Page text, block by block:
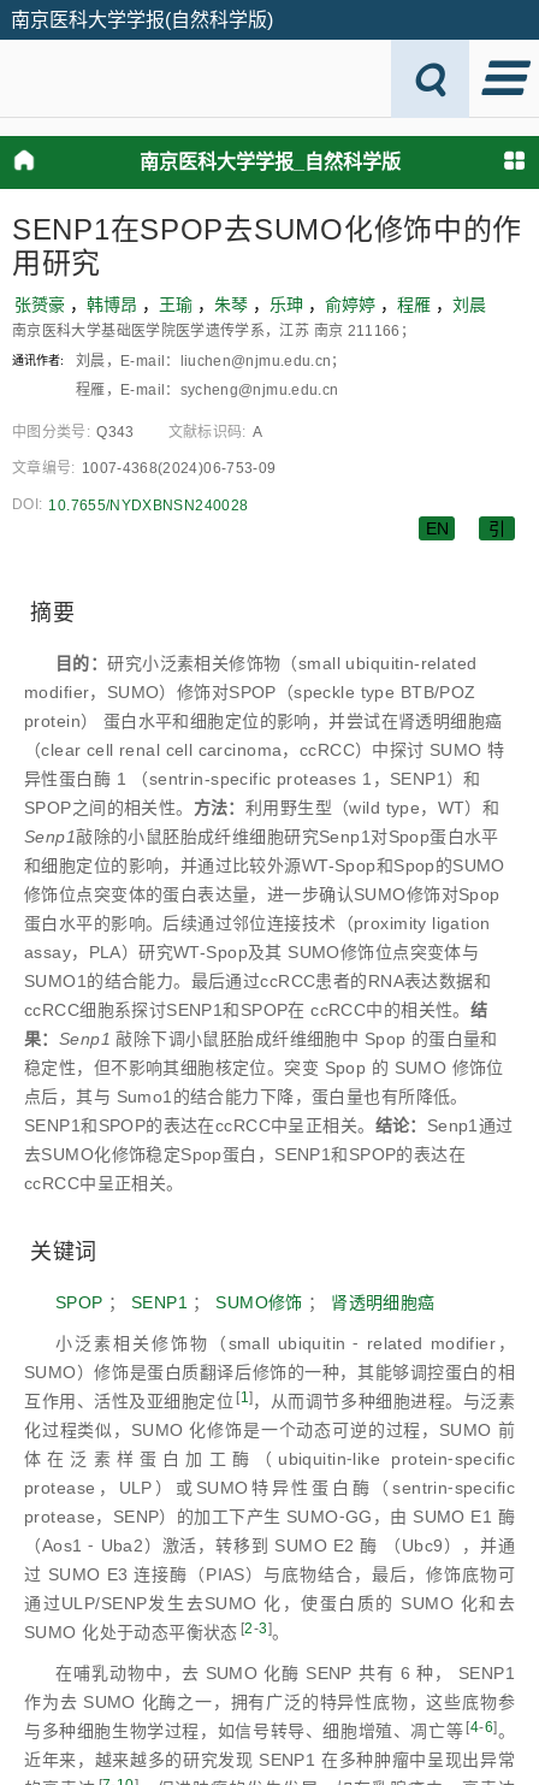
南京医科大学学报(自然科学版)
南京医科大学学报_自然科学版
引
EN
SENP1在SPOP去SUMO化修饰中的作
用研究
张赟豪 ， 韩博昂 ， 王瑜 ， 朱琴 ， 乐珅 ， 俞婷婷 ， 程雁 ， 刘晨
南京医科大学基础医学院医学遗传学系，江苏 南京 211166；
通讯作者:
刘晨，E-mail：liuchen@njmu.edu.cn；
程雁，E-mail：sycheng@njmu.edu.cn
中图分类号: Q343 文献标识码: A
文章编号: 1007-4368(2024)06-753-09
DOI: 10.7655/NYDXBNSN240028
摘要
目的：研究小泛素相关修饰物（small ubiquitin-related
modifier，SUMO）修饰对SPOP（speckle type BTB/POZ
protein） 蛋白水平和细胞定位的影响，并尝试在肾透明细胞癌
（clear cell renal cell carcinoma，ccRCC）中探讨 SUMO 特
异性蛋白酶 1 （sentrin-specific proteases 1，SENP1）和
SPOP之间的相关性。 方法： 利用野生型（wild type，WT）和
Senp1敲除的小鼠胚胎成纤维细胞研究Senp1对Spop蛋白水平
和细胞定位的影响，并通过比较外源WT-Spop和Spop的SUMO
修饰位点突变体的蛋白表达量，进一步确认SUMO修饰对Spop
蛋白水平的影响。后续通过邻位连接技术（proximity ligation
assay，PLA）研究WT-Spop及其 SUMO修饰位点突变体与
SUMO1的结合能力。最后通过ccRCC患者的RNA表达数据和
ccRCC细胞系探讨SENP1和SPOP在 ccRCC中的相关性。 结
果： Senp1 敲除下调小鼠胚胎成纤维细胞中 Spop 的蛋白量和
稳定性，但不影响其细胞核定位。突变 Spop 的 SUMO 修饰位
点后，其与 Sumo1的结合能力下降，蛋白量也有所降低。
SENP1和SPOP的表达在ccRCC中呈正相关。 结论： Senp1通过
去SUMO化修饰稳定Spop蛋白，SENP1和SPOP的表达在
ccRCC中呈正相关。
关键词
SPOP ； SENP1 ；SUMO修饰 ； 肾透明细胞癌
小泛素相关修饰物（small ubiquitin ⁃ related modifier，
SUMO）修饰是蛋白质翻译后修饰的一种，其能够调控蛋白的相
互作用、活性及亚细胞定位 [1]，从而调节多种细胞进程。与泛素
化过程类似，SUMO 化修饰是一个动态可逆的过程，SUMO 前
体在泛素样蛋白加工酶（ubiquitin⁃like protein⁃specific
protease，ULP）或SUMO特异性蛋白酶（sentrin⁃specific
protease，SENP）的加工下产生 SUMO⁃GG，由 SUMO E1 酶
（Aos1 ⁃ Uba2）激活，转移到 SUMO E2 酶 （Ubc9），并通
过 SUMO E3 连接酶（PIAS）与底物结合，最后，修饰底物可
通过ULP/SENP发生去SUMO 化，使蛋白质的 SUMO 化和去
SUMO 化处于动态平衡状态 [2-3]。
在哺乳动物中，去 SUMO 化酶 SENP 共有 6 种， SENP1
作为去 SUMO 化酶之一，拥有广泛的特异性底物，这些底物参
与多种细胞生物学过程，如信号转导、细胞增殖、凋亡等 [4-6]。
近年来，越来越多的研究发现 SENP1 在多种肿瘤中呈现出异常